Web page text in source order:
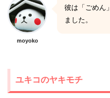
moyoko
彼は「ごめん
ました。
ユキコのヤキモチ